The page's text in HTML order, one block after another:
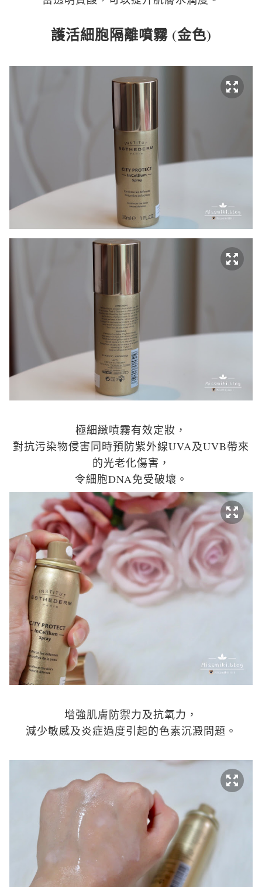
護活細胞隔離噴霧 (金色)
極細緻噴霧有效定妝，
對抗污染物侵害同時預防紫外線UVA及UVB帶來
的光老化傷害，
令細胞DNA免受破壞。
增強肌膚防禦力及抗氧力，
減少敏感及炎症過度引起的色素沉澱問題。